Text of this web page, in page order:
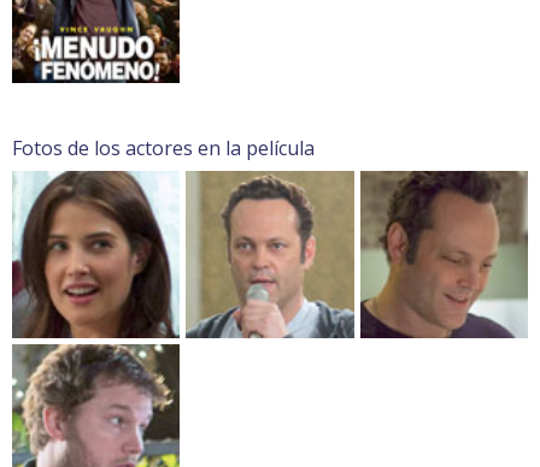
Fotos de los actores en la película